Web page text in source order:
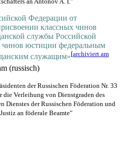
Федерации от
классных чинов
службы Российской
юстиции федеральным
служащим»[archiviert am
(russisch)
der Russischen Föderation Nr. 33
die Verleihung von Dienstgraden des
Dienstes der Russischen Föderation und
an föderale Beamte"